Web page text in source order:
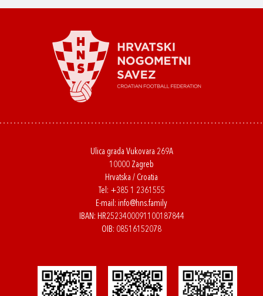
Ulica grada Vukovara 269A
10000 Zagreb
Hrvatska / Croatia
Tel: +385 1 2361555
E-mail: info@hns.family
IBAN: HR2523400091100187844
OIB: 08516152078